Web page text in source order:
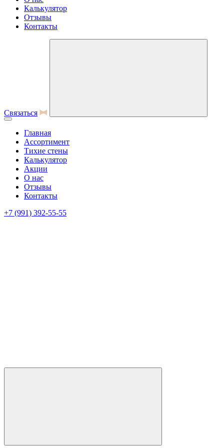
Калькулятор
Отзывы
Контакты
Связаться
Главная
Ассортимент
Тихие стены
Калькулятор
Акции
О нас
Отзывы
Контакты
+7 (991) 392-55-55